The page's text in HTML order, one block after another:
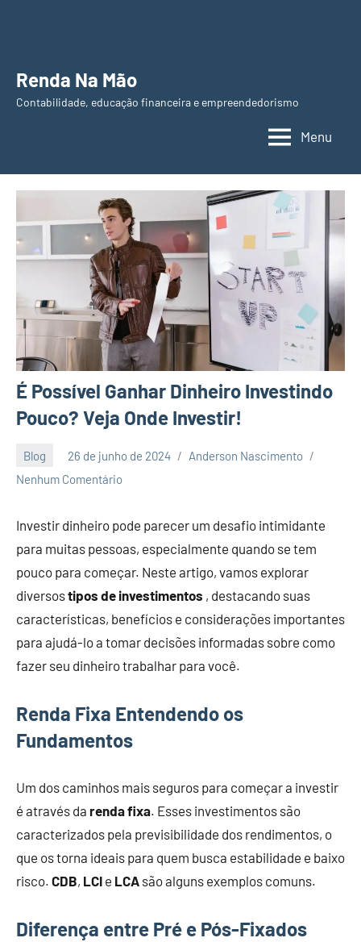
conteúdo
Renda Na Mão
Contabilidade, educação financeira e empreendedorismo
Menu
É Possível Ganhar Dinheiro Investindo
Pouco? Veja Onde Investir!
Blog 26 de junho de 2024
Anderson Nascimento
Nenhum Comentário
Investir dinheiro pode parecer um desafio intimidante
para muitas pessoas, especialmente quando se tem
pouco para começar. Neste artigo, vamos explorar
diversostipos de investimentos , destacando suas
características, benefícios e considerações importantes
para ajudá-lo a tomar decisões informadas sobre como
fazer seu dinheiro trabalhar para você.
Renda Fixa Entendendo os
Fundamentos
Um dos caminhos mais seguros para começar a investir
é através da renda fixa. Esses investimentos são
caracterizados pela previsibilidade dos rendimentos, o
que os torna ideais para quem busca estabilidade e baixo
risco. CDB, LCI e LCA são alguns exemplos comuns.
Diferença entre Pré e Pós-Fixados